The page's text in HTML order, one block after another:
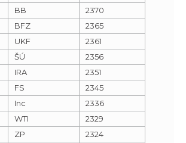
BB
2370
BFZ
2365
UKF
2361
ŠÚ
2356
IRA
2351
FS
2345
Inc
2336
WTI
2329
ZP
2324